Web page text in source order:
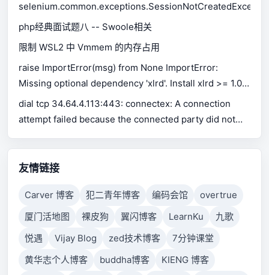
php经典面试题八 -- Swoole相关
限制 WSL2 中 Vmmem 的内存占用
raise ImportError(msg) from None ImportError:
Missing optional dependency 'xlrd'. Install xlrd >= 1.0.0
for Excel support Use pip or conda to install xlrd.
dial tcp 34.64.4.113:443: connectex: A connection
attempt failed because the connected party did not
connection failed because connected host has failed
to respond.
友情链接
Carver 博客 犯二青年博客 编码会馆
overtrue
厦门活地图
裸皮狗 翼闪博客 LearnKu
九歌
悦遇
Vijay Blog zed技术博客
7分钟课堂
黄华志个人博客
buddha博客
KIENG 博客